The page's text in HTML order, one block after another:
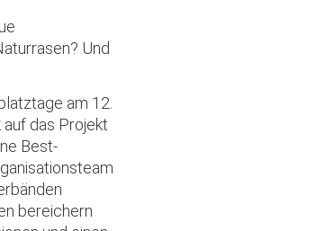
Und
am 12.
das Projekt
Best-
bereichern